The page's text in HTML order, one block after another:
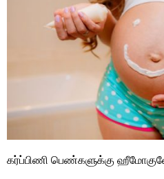
கர்ப்பிணி பெண்களுக்கு